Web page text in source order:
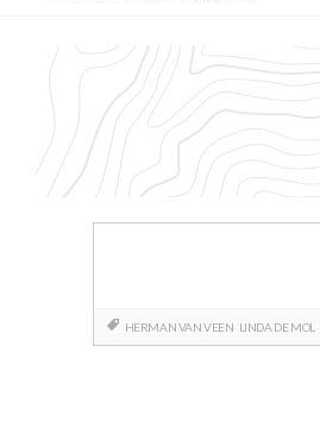
HERMAN VAN VEEN LINDA DE MOL